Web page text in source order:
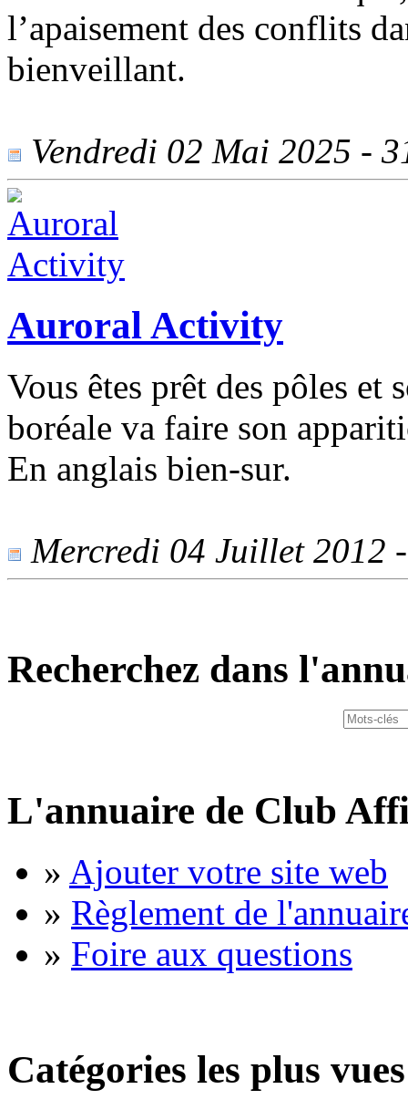
l’apaisement des conflits
bienveillant.
Vendredi 02 Mai 2025 -
Auroral Activity
Vous êtes prêt des pôles et
boréale va faire son
En anglais bien-sur.
Mercredi 04 Juillet 2012
Recherchez dans
L'annuaire de Club
» Ajouter votre site web
» Règlement de
» Foire aux questions
Catégories les plus vues